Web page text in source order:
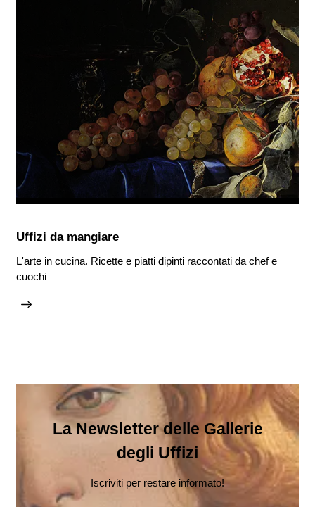
Uffizi da mangiare
L'arte in cucina. Ricette e piatti dipinti raccontati da chef e
cuochi
La Newsletter delle Gallerie
degli Uffizi
Iscriviti per restare informato!